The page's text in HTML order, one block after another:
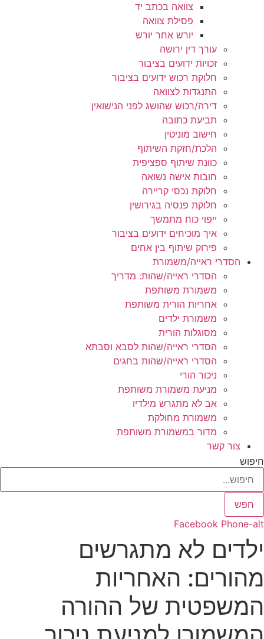
צוואה בכתב יד
פסילת צוואה
יורש אחר יורש
עורך דין ירושה
זכויות ידועים בציבור
חלוקת רכוש ידועים בציבור
התנגדות לצוואה
דירה/רכוש שהושג לפני הנישואין
תביעת כתובה
חישוב מוניטין
הלכת/חזקת השיתוף
כוונת שיתוף ספציפית
חובות אישה נשואה
חלוקת נכסי קריירה
חלוקת פנסיה בגירושין
ייפוי כוח מתמשך
איך מוכיחים ידועים בציבור
פירוק שיתוף בין אחים
הסדרי ראייה/משמורת
הסדרי ראייה/שהות: מדריך
משמורת משותפת
אחריות הורית משותפת
משמורת ילדים
מסוגלות הורית
הסדרי ראייה/שהות לסבא וסבתא
הסדרי ראייה/שהות בחגים
ניכור הורי
מניעת משמורת משותפת
אב לא מתגרש מילדיו
משמורת מחולקת
מדור במשמורת משותפת
צור קשר
חיפוש
חפש
Facebook Phone-alt
ילדים לא מתגרשים
מהורים: האחריות
המשפטית של ההורה